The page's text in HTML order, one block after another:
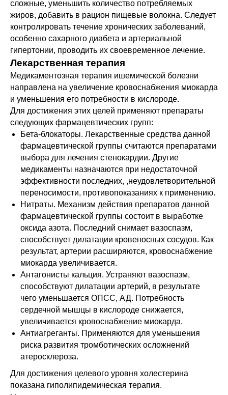
сложные, уменьшить количество потребляемых
жиров, добавить в рацион пищевые волокна. Следует
контролировать течение хронических заболеваний,
особенно сахарного диабета и артериальной
гипертонии, проводить их своевременное лечение.
Лекарственная терапия
Медикаментозная терапия ишемической болезни
направлена на увеличение кровоснабжения миокарда
и уменьшения его потребности в кислороде.
Для достижения этих целей применяют препараты
следующих фармацевтических групп:
Бета-блокаторы. Лекарственные средства данной
фармацевтической группы считаются препаратами
выбора для лечения стенокардии. Другие
медикаменты назначаются при недостаточной
эффективности последних, ,неудовлетворительной
переносимости, противопоказаниях к применению.
Нитраты. Механизм действия препаратов данной
фармацевтической группы состоит в выработке
оксида азота. Последний снимает вазоспазм,
способствует дилатации кровеносных сосудов. Как
результат, артерии расширяются, кровоснабжение
миокарда увеличивается.
Антагонисты кальция. Устраняют вазоспазм,
способствуют дилатации артерий, в результате
чего уменьшается ОПСС, АД. Потребность
сердечной мышцы в кислороде снижается,
увеличивается кровоснабжение миокарда.
Антиагреганты. Применяются для уменьшения
риска развития тромботических осложнений
атеросклероза.
Для достижения целевого уровня холестерина
показана гиполипидемическая терапия.